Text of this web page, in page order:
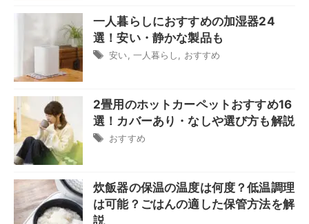
一人暮らしにおすすめの加湿器24
選！安い・静かな製品も
安い 一人暮らし おすすめ
2畳用のホットカーペットおすすめ16
選！カバーあり・なしや選び方も解説
おすすめ
炊飯器の保温の温度は何度？低温調理
は可能？ごはんの適した保管方法を解
説